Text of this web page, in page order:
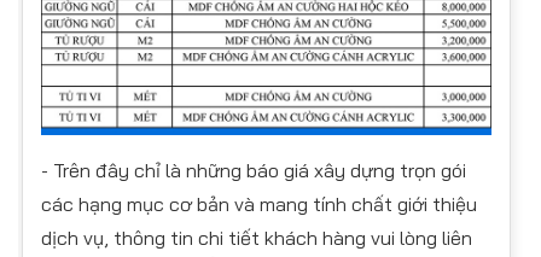
- Trên đây chỉ là những báo giá xây dựng trọn gói
các hạng mục cơ bản và mang tính chất giới thiệu
dịch vụ, thông tin chi tiết khách hàng vui lòng liên